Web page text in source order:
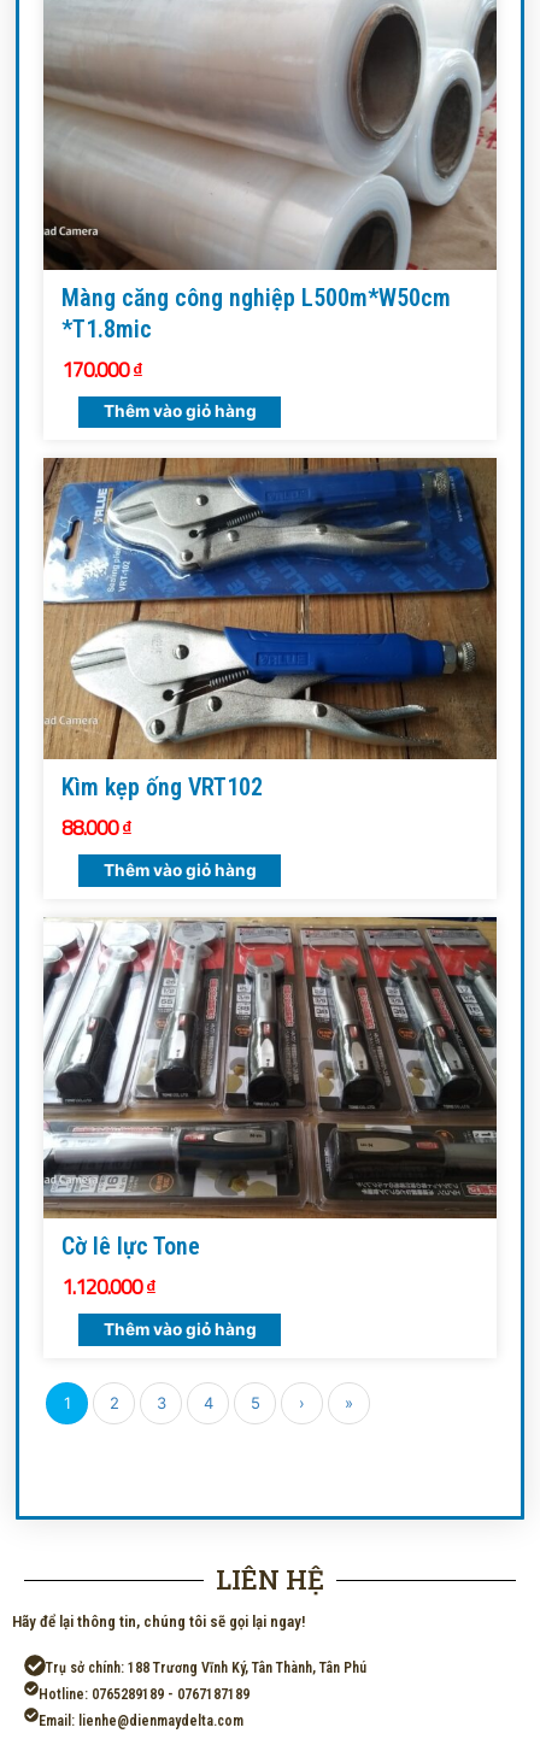
Màng căng công nghiệp L500m*W50cm
*T1.8mic
170.000₫
Thêm vào giỏ hàng
Kìm kẹp ống VRT102
88.000₫
Thêm vào giỏ hàng
Cờ lê lực Tone
1.120.000₫
Thêm vào giỏ hàng
1 2 3 4 5 › »
LIÊN HỆ
Hãy để lại thông tin, chúng tôi sẽ gọi lại ngay!
Trụ sở chính: 188 Trương Vĩnh Ký, Tân Thành, Tân Phú
Hotline: 0765289189 - 0767187189
Email: lienhe@dienmaydelta.com